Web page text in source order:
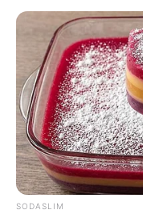
SODASLIM